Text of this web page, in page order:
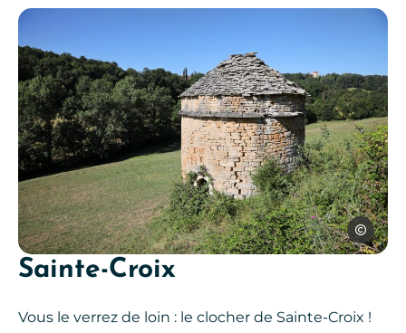
Jérôme
Sainte-Croix
Vous le verrez de loin : le clocher de Sainte-Croix !